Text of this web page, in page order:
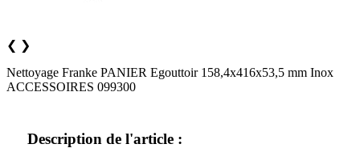
❮ ❯
Nettoyage Franke PANIER Egouttoir 158,4x416x53,5 mm Inox
ACCESSOIRES 099300
Description de l'article :